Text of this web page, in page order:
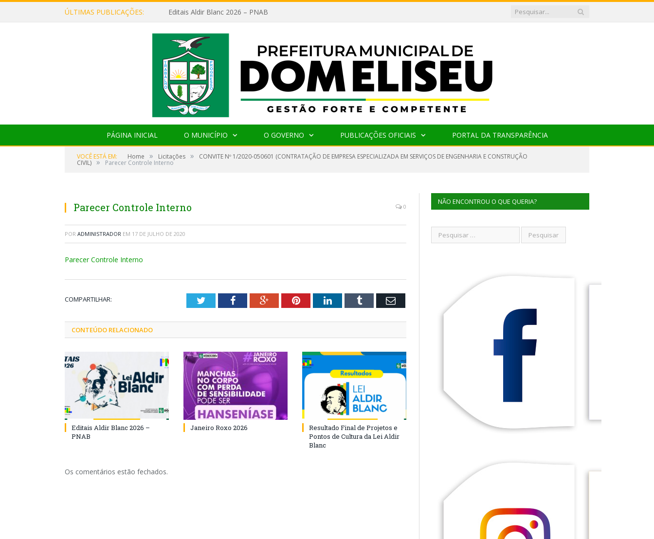
ÚLTIMAS PUBLICAÇÕES: Editais Aldir Blanc 2026 – PNAB
PÁGINA INICIAL O MUNICÍPIO O GOVERNO PUBLICAÇÕES OFICIAIS PORTAL DA TRANSPARÊNCIA
VOCÊ ESTÁ EM: Home » Licitações » CONVITE Nº 1/2020-050601 (CONTRATAÇÃO DE EMPRESA ESPECIALIZADA EM SERVIÇOS DE ENGENHARIA E CONSTRUÇÃO
CIVIL) » Parecer Controle Interno
Parecer Controle Interno 0
POR ADMINISTRADOR EM 17 DE JULHO DE 2020
Parecer Controle Interno
COMPARTILHAR: TwitterFacebookGoogle+PinterestLinkedInTumblr Email
CONTEÚDO RELACIONADO
Editais Aldir Blanc 2026 –
PNAB
Janeiro Roxo 2026
Resultado Final de Projetos e
Pontos de Cultura da Lei Aldir
Blanc
Os comentários estão fechados.
NÃO ENCONTROU O QUE QUERIA?